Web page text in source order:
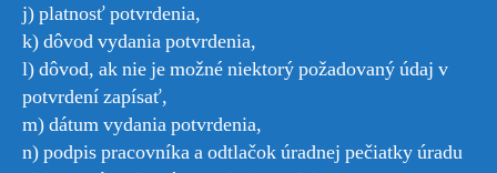
j) platnosť potvrdenia,
k) dôvod vydania potvrdenia,
l) dôvod, ak nie je možné niektorý požadovaný údaj v
potvrdení zapísať,
m) dátum vydania potvrdenia,
n) podpis pracovníka a odtlačok úradnej pečiatky úradu